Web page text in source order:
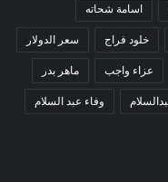
اسامة شحاته
خلود فراج سعر الدولار
عزاء واجب ماهر بدر
وفاء عبد السلام